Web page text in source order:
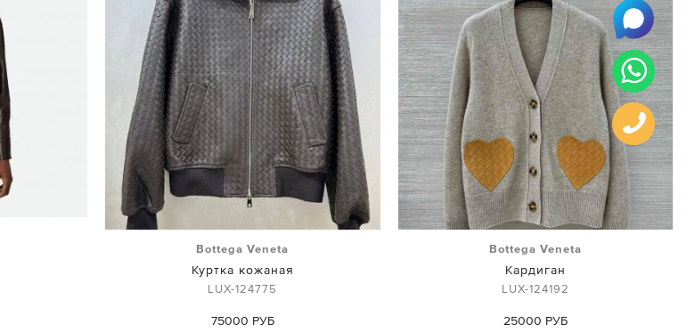
Bottega Veneta
Куртка кожаная
LUX-124775
75000 РУБ
Bottega Veneta
Кардиган
LUX-124192
25000 РУБ